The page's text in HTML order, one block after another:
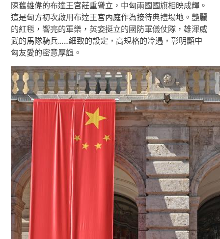
陳舊雄偉的布達王宮莊重聳立，中匈兩國國旗相映成輝。
這是匈方初次啟用布達王宮內庭作為接待典禮場地。艷麗
的紅毯，響亮的軍樂，英姿挺立的國防軍儀仗隊，雄渾威
武的馬隊騎兵……細致的設定，高規格的冷遇，彰明顯中
匈友愛的密意厚誼。